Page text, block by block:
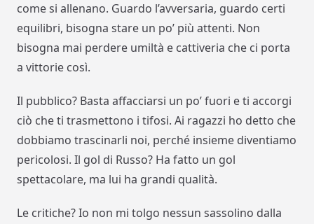
come si allenano. Guardo l’avversaria, guardo certi
equilibri, bisogna stare un po’ più attenti. Non
bisogna mai perdere umiltà e cattiveria che ci porta
a vittorie così.
Il pubblico? Basta affacciarsi un po’ fuori e ti accorgi
ciò che ti trasmettono i tifosi. Ai ragazzi ho detto che
dobbiamo trascinarli noi, perché insieme diventiamo
pericolosi. Il gol di Russo? Ha fatto un gol
spettacolare, ma lui ha grandi qualità.
Le critiche? Io non mi tolgo nessun sassolino dalla